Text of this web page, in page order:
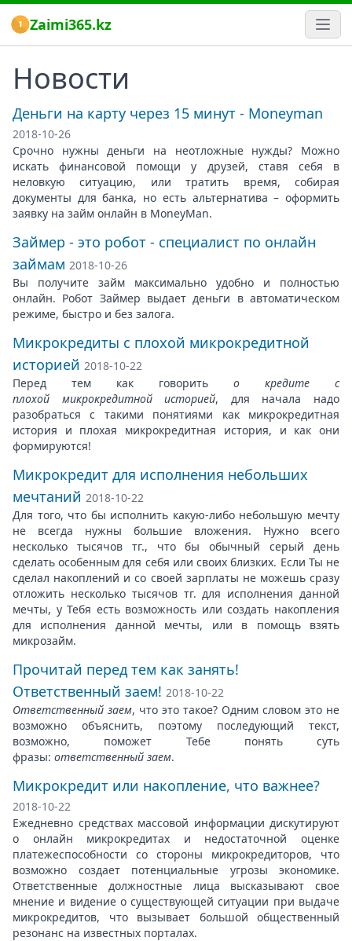
Zaimi365.kz
Новости
Деньги на карту через 15 минут - Moneyman
2018-10-26
Срочно нужны деньги на неотложные нужды? Можно
искать финансовой помощи у друзей, ставя себя в
неловкую ситуацию, или тратить время, собирая
документы для банка, но есть альтернатива – оформить
заявку на займ онлайн в MoneyMan.
Займер - это робот­ - специалист по онлайн
займам 2018-10-26
Вы получите займ максимально удобно и полностью
онлайн. Робот Займер выдает деньги в автоматическом
режиме, быстро и без залога.
Микрокредиты с плохой микрокредитной
историей 2018-10-22
Перед тем как говорить о кредите с
плохой микрокредитной историей, для начала надо
разобраться с такими понятиями как микрокредитная
история и плохая микрокредитная история, и как они
формируются!
Микрокредит для исполнения небольших
мечтаний 2018-10-22
Для того, что бы исполнить какую-либо небольшую мечту
не всегда нужны большие вложения. Нужно всего
несколько тысячов тг., что бы обычный серый день
сделать особенным для себя или своих близких. Если Ты не
сделал накоплений и со своей зарплаты не можешь сразу
отложить несколько тысячов тг. для исполнения данной
мечты, у Тебя есть возможность или создать накопления
для исполнения данной мечты, или в помощь взять
микрозайм.
Прочитай перед тем как занять!
Ответственный заем! 2018-10-22
Ответственный заем, что это такое? Одним словом это не
возможно объяснить, поэтому последующий текст,
возможно, поможет Тебе понять суть
фразы: ответственный заем.
Микрокредит или накопление, что важнее?
2018-10-22
Ежедневно средствах массовой информации дискутируют
о онлайн микрокредитах и недостаточной оценке
платежеспособности со стороны микрокредиторов, что
возможно создает потенциальные угрозы экономике.
Ответственные должностные лица высказывают свое
мнение и видение о существующей ситуации при выдаче
микрокредитов, что вызывает большой общественный
резонанс на известных порталах.